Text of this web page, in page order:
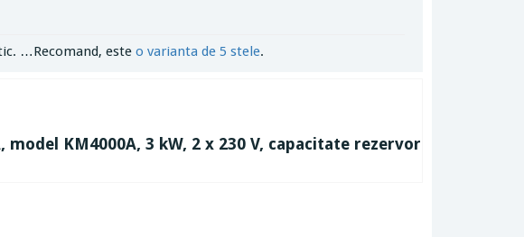
…Recomand, este o varianta de 5 stele.
KM4000A, 3 kW, 2 x 230 V, capacitate rezervor